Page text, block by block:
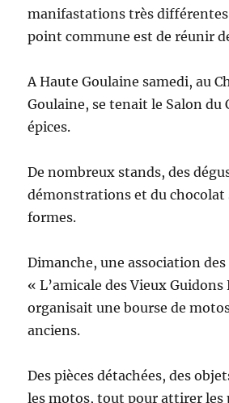
manifastations très
point commune est de réunir
A Haute Goulaine samedi, au
Goulaine, se tenait le Salon du
épices.
De nombreux stands, des
démonstrations et du chocolat
formes.
Dimanche, une association
« L’amicale des Vieux
organisait une bourse de
anciens.
Des pièces détachées, des
les motos, tout pour attirer les